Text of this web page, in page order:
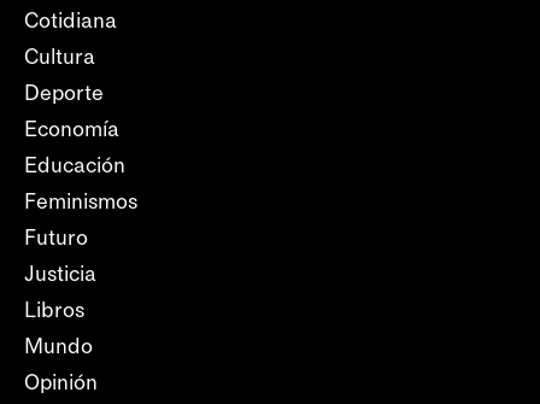
Cotidiana
Cultura
Deporte
Economía
Educación
Feminismos
Futuro
Justicia
Libros
Mundo
Opinión